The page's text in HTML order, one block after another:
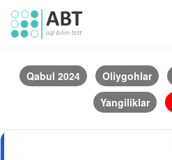
Qabul 2024 Oliygohlar
Yangiliklar